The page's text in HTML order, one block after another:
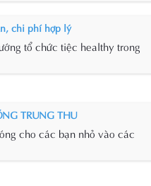
chi phí hợp lý
tổ chức tiệc healthy trong
TRUNG THU
cho các bạn nhỏ vào các